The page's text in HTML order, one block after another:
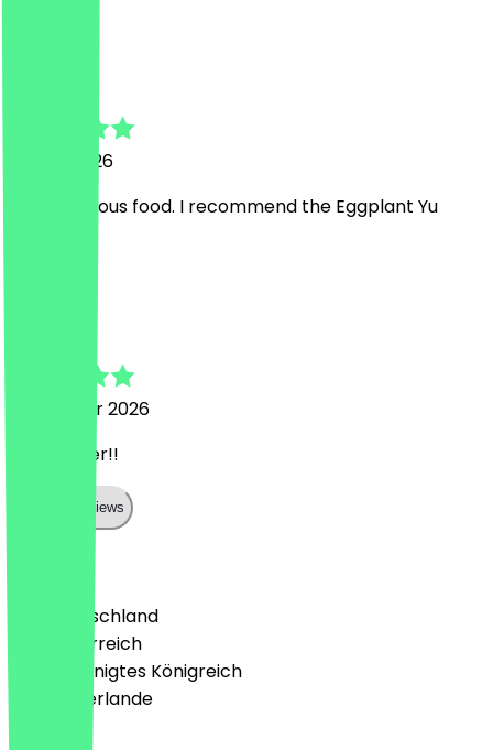
5. April 2026
Very delicious food. I recommend the Eggplant Yu
14. Februar 2026
Sehr lecker!!
Show all reviews
🇩🇪 Deutschland
🇦🇹 Österreich
🇬🇧 Vereinigtes Königreich
🇳🇱 Niederlande